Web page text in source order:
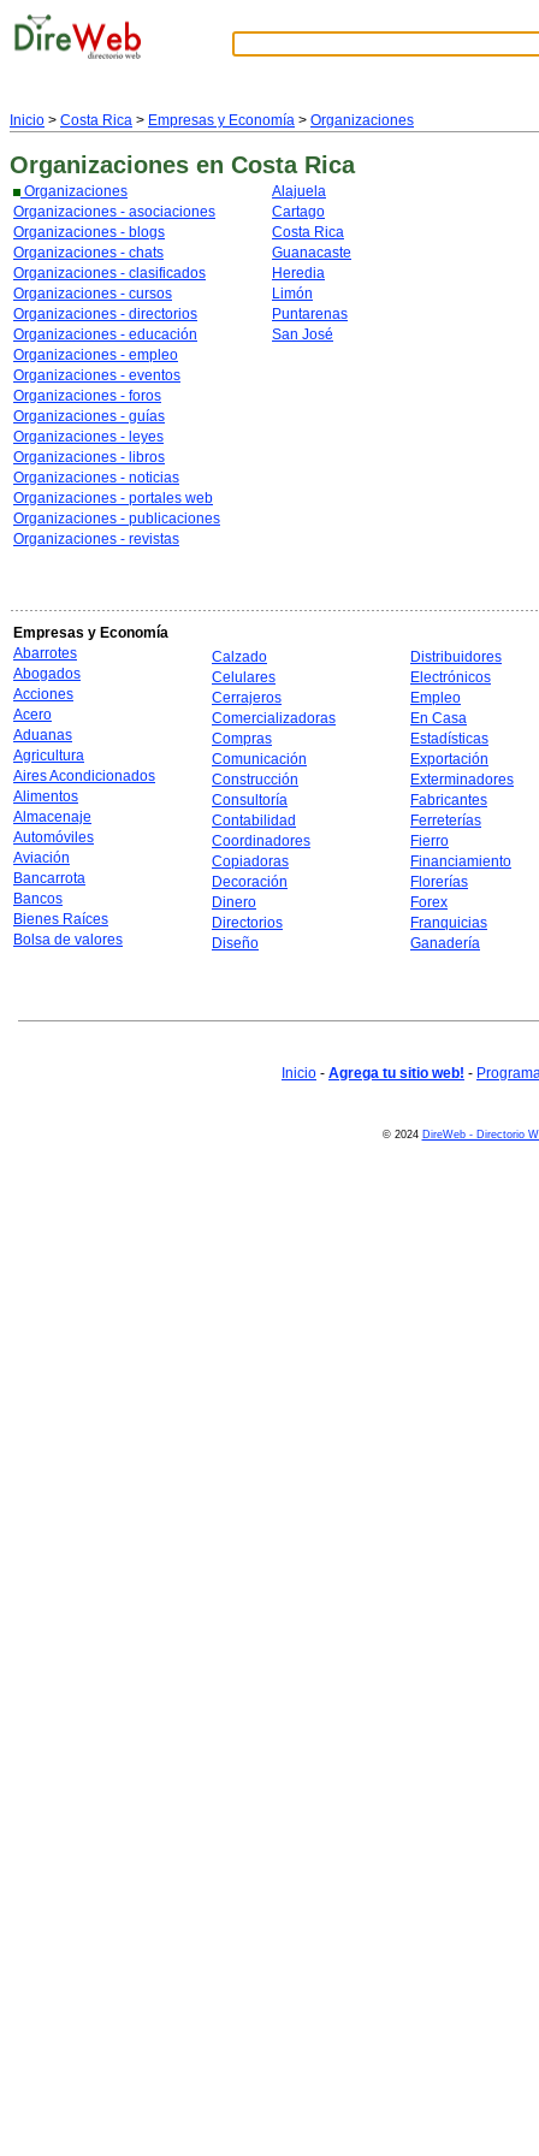
Inicio > Costa Rica > Empresas y Economía > Organizaciones
Organizaciones en Costa Rica
Organizaciones
Organizaciones - asociaciones
Organizaciones - blogs
Organizaciones - chats
Organizaciones - clasificados
Organizaciones - cursos
Organizaciones - directorios
Organizaciones - educación
Organizaciones - empleo
Organizaciones - eventos
Organizaciones - foros
Organizaciones - guías
Organizaciones - leyes
Organizaciones - libros
Organizaciones - noticias
Organizaciones - portales web
Organizaciones - publicaciones
Organizaciones - revistas
Alajuela
Cartago
Costa Rica
Guanacaste
Heredia
Limón
Puntarenas
San José
Empresas y Economía
Abarrotes
Abogados
Acciones
Acero
Aduanas
Agricultura
Aires Acondicionados
Alimentos
Almacenaje
Automóviles
Aviación
Bancarrota
Bancos
Bienes Raíces
Bolsa de valores
Calzado
Celulares
Cerrajeros
Comercializadoras
Compras
Comunicación
Construcción
Consultoría
Contabilidad
Coordinadores
Copiadoras
Decoración
Dinero
Directorios
Diseño
Distribuidores
Electrónicos
Empleo
En Casa
Estadísticas
Exportación
Exterminadores
Fabricantes
Ferreterías
Fierro
Financiamiento
Florerías
Forex
Franquicias
Ganadería
Inicio - Agrega tu sitio web! -
© 2024 DireWeb - Directorio